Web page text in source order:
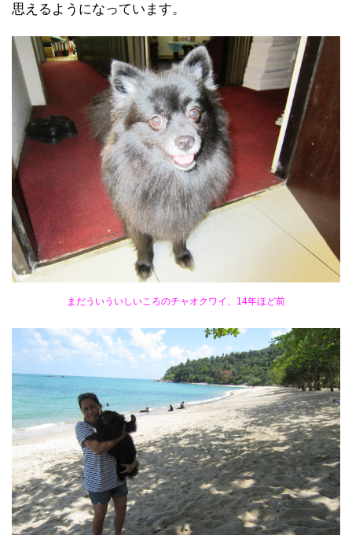
思えるようになっています。
まだういういしいころのチャオクワイ、14年ほど前